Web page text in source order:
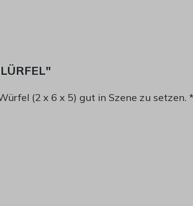
(2 x 6 x 5) gut in Szene zu